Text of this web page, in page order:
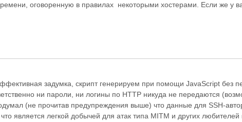
оговоренную в правилах некоторыми хостерами. Если же у
задумка, скрипт генерируем при помощи JavaScript без
ни пароли, ни логины по HTTP никуда не передаются
(не прочитав предупреждения выше) что данные для SSH-
является легкой добычей для атак типа MITM и других